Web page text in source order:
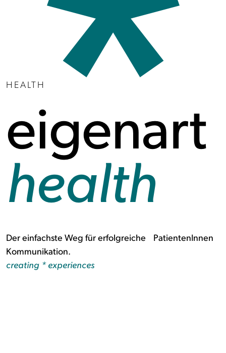
HEALTH
eigenart
health
Der einfachste Weg für erfolgreiche PatientenInnen
Kommunikation.
creating * experiences